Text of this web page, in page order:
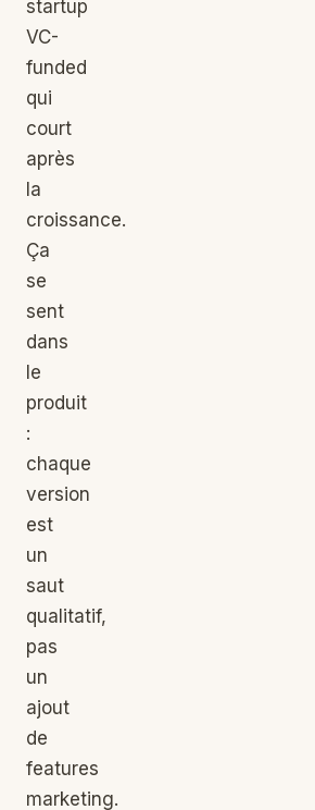
startup
VC-
funded
qui
court
après
la
croissance.
Ça
se
sent
dans
le
produit
:
chaque
version
est
un
saut
qualitatif,
pas
un
ajout
de
features
marketing.